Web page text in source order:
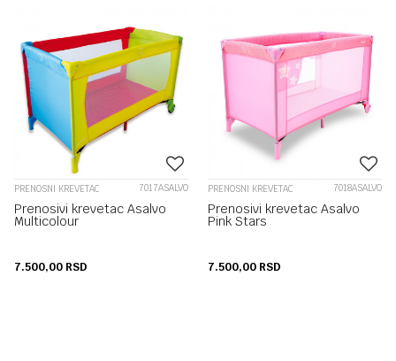
PRENOSNI KREVETAC 7017ASALVO
Prenosivi krevetac Asalvo
Multicolour
7.500,00 RSD
PRENOSNI KREVETAC 7018ASALVO
Prenosivi krevetac Asalvo
Pink Stars
7.500,00 RSD